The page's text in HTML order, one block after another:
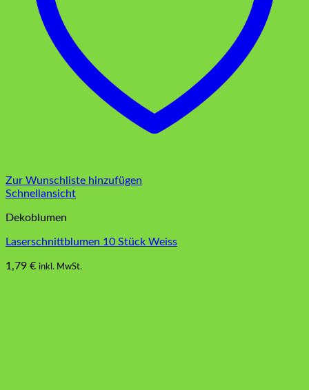
Zur Wunschliste hinzufügen
Schnellansicht
Dekoblumen
Laserschnittblumen 10 Stück Weiss
1,79 € inkl. MwSt.